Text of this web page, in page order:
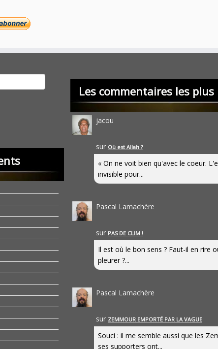
Les commentaires les plus
jacou
sur Où est Allah ?
« On ne voit bien qu'avec le coeur.
invisible pour...
Pascal Lamachère
sur PAS DE CLIM !
Il est où le bon sens ? Faut-il en rire
pleurer ?...
Pascal Lamachère
sur ZEMMOUR EMPORTÉ PAR LA VAGUE
Souci : il me semble aussi que les
ses supporters ont...